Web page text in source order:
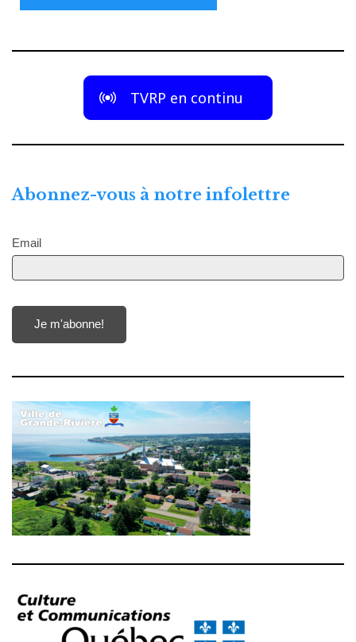
TVRP en continu
Abonnez-vous à notre infolettre
Email
Je m'abonne!